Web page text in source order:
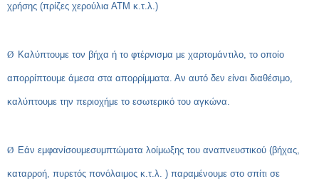
χρήσης (πρίζες χερούλια ΑΤΜ κ.τ.λ.)
Ø Καλύπτουμε τον βήχα ή το φτέρνισμα με χαρτομάντιλο, το οποίο
απορρίπτουμε άμεσα στα απορρίμματα. Αν αυτό δεν είναι διαθέσιμο,
καλύπτουμε την περιοχήμε το εσωτερικό του αγκώνα.
Ø Εάν εμφανίσουμεσυμπτώματα λοίμωξης του αναπνευστικού (βήχας,
καταρροή, πυρετός πονόλαιμος κ.τ.λ. ) παραμένουμε στο σπίτι σε